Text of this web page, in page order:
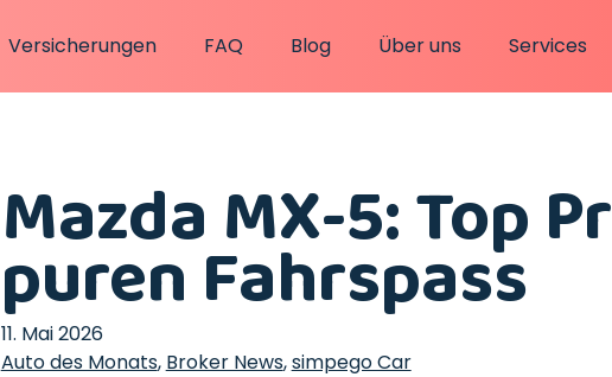
Versicherungen FAQ Blog Über uns Services
Mazda MX-5: Top
puren Fahrspass
11. Mai 2026
Auto des Monats, Broker News,simpego Car